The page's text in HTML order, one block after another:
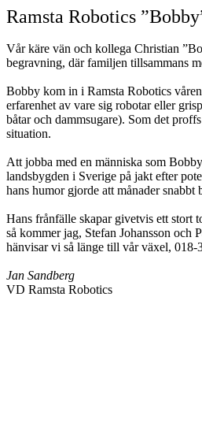
Ramsta Robotics
Vår käre vän och kollega Christian
begravning, där familjen tillsammans
Bobby kom in i Ramsta Robotics
erfarenhet av vare sig robotar eller
båtar och dammsugare). Som det
situation.
Att jobba med en människa som
landsbygden i Sverige på jakt efter
hans humor gjorde att månader
Hans frånfälle skapar givetvis ett stort
så kommer jag, Stefan Johansson och
hänvisar vi så länge till vår växel, 018-
Jan Sandberg
VD Ramsta Robotics